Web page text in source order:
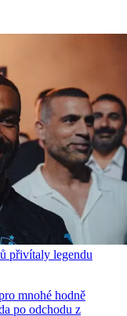
přivítaly legendu
mnohé hodně
po odchodu z